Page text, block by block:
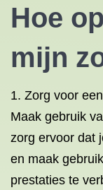
Hoe
mijn
1. Zorg voor
Maak gebruik
zorg ervoor dat
en maak
prestaties te